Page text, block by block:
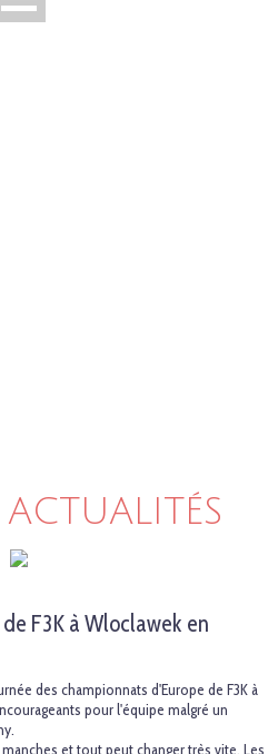
F3K à Wloclawek en
des championnats d'Europe de F3K à
pour l'équipe malgré un
et tout peut changer très vite. Les